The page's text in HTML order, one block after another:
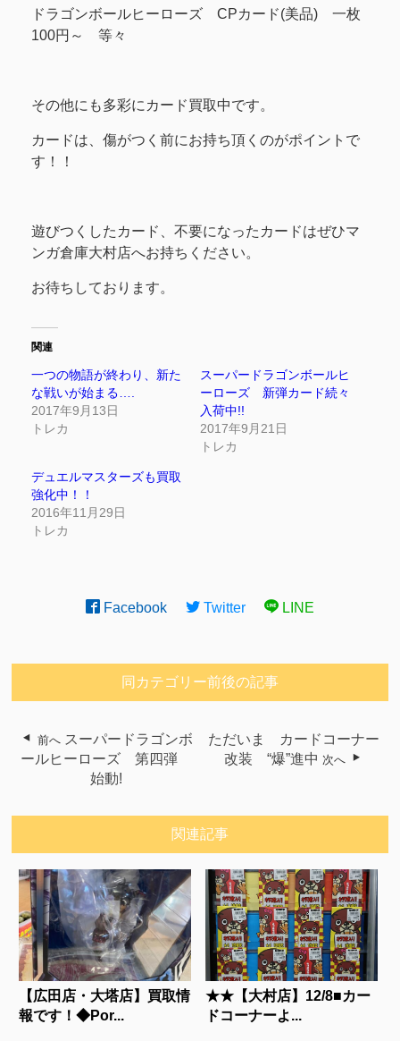
ドラゴンボールヒーローズ CPカード(美品) 一枚
100円～ 等々
その他にも多彩にカード買取中です。
カードは、傷がつく前にお持ち頂くのがポイントで
す！！
遊びつくしたカード、不要になったカードはぜひマ
ンガ倉庫大村店へお持ちください。
お待ちしております。
関連
一つの物語が終わり、新た
な戦いが始まる….
2017年9月13日
トレカ
スーパードラゴンボールヒ
ーローズ 新弾カード続々
入荷中!!
2017年9月21日
トレカ
デュエルマスターズも買取
強化中！！
2016年11月29日
トレカ
Facebook Twitter LINE
同カテゴリー前後の記事
前へ スーパードラゴンボ
ールヒーローズ 第四弾
始動!
ただいま カードコーナー
改装 “爆”進中 次へ
関連記事
【広田店・大塔店】買取情
報です！◆Por...
★★【大村店】12/8■カー
ドコーナーよ...